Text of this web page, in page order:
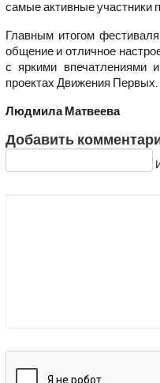
самые активные участники
Главным итогом
общение и отличное
с яркими впечатлениями
проектах Движения Первых.
Людмила Матвеева
Добавить